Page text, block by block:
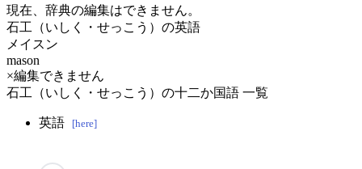
現在、辞典の編集はできません。
石工（いしく・せっこう）の英語
メイスン
mason
×編集できません
石工（いしく・せっこう）の十二か国語 一覧
英語 [here]